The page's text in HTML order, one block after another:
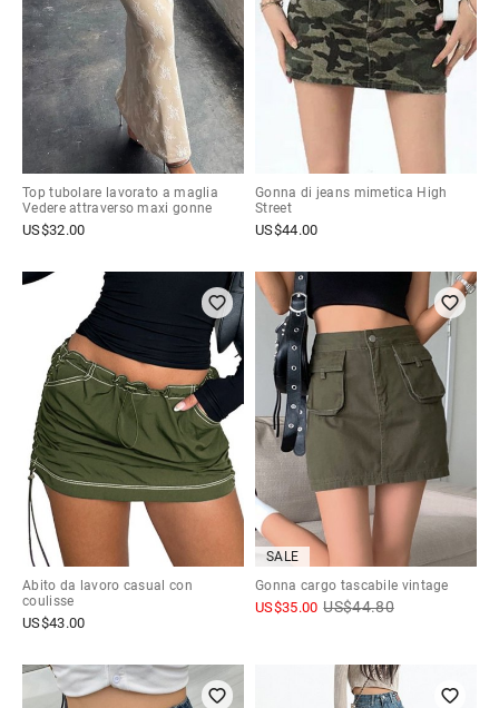
Top tubolare lavorato a maglia
Vedere attraverso maxi gonne
US$32.00
Gonna di jeans mimetica High
Street
US$44.00
Abito da lavoro casual con
coulisse
US$43.00
SALE
Gonna cargo tascabile vintage
US$35.00 US$44.80